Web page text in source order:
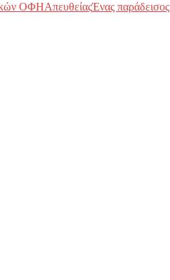
ΟΦΗΑπευθείαςΈνας παράδεισος